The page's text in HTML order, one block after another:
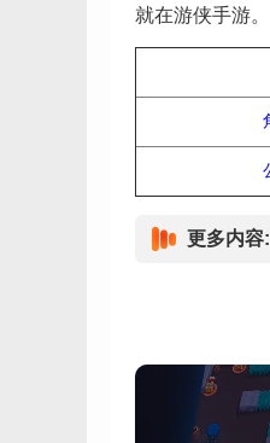
就在游侠手游。
更多内容: